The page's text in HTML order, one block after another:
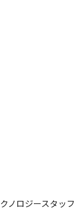
ノロジースタッ